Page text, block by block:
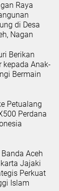
Raya
di Desa
Nagan
Berikan
kepada Anak-
Bermain
Petualang
Perdana
Aceh
Jajaki
Perkuat
Islam